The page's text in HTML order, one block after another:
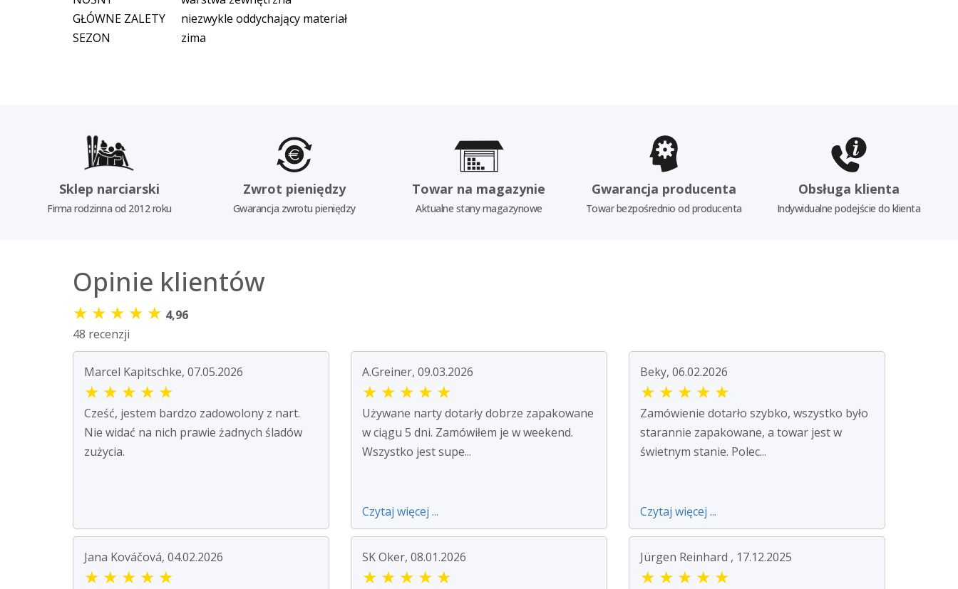
GŁÓWNE ZALETY
niezwykle oddychający materiał
SEZON
zima
Sklep narciarski
Firma rodzinna od 2012 roku
Zwrot pieniędzy
Gwarancja zwrotu pieniędzy
Towar na magazynie
Aktualne stany magazynowe
Gwarancja producenta
Towar bezpośrednio od producenta
Obsługa klienta
Indywidualne podejście do klienta
Opinie klientów
★ ★ ★ ★ ★ 4,96
48 recenzji
Marcel Kapitschke, 07.05.2026
★ ★ ★ ★ ★
Cześć, jestem bardzo zadowolony z nart.
Nie widać na nich prawie żadnych śladów
zużycia.
A.Greiner, 09.03.2026
★ ★ ★ ★ ★
Używane narty dotarły dobrze zapakowane
w ciągu 5 dni. Zamówiłem je w weekend.
Wszystko jest supe...
Czytaj więcej ...
Beky, 06.02.2026
★ ★ ★ ★ ★
Zamówienie dotarło szybko, wszystko było
starannie zapakowane, a towar jest w
świetnym stanie. Polec...
Czytaj więcej ...
Jana Kováčová, 04.02.2026
★ ★ ★ ★ ★
SK Oker, 08.01.2026
★ ★ ★ ★ ★
Jürgen Reinhard , 17.12.2025
★ ★ ★ ★ ★